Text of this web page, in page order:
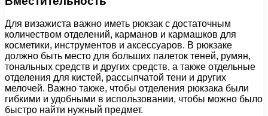
Для визажиста важно иметь рюкзак с достаточным
количеством отделений, карманов и кармашков для
косметики, инструментов и аксессуаров. В рюкзаке
должно быть место для больших палеток теней, румян,
тональных средств и других средств, а также отдельные
отделения для кистей, рассыпчатой тени и других
мелочей. Важно также, чтобы отделения рюкзака были
гибкими и удобными в использовании, чтобы можно было
быстро найти нужный предмет.